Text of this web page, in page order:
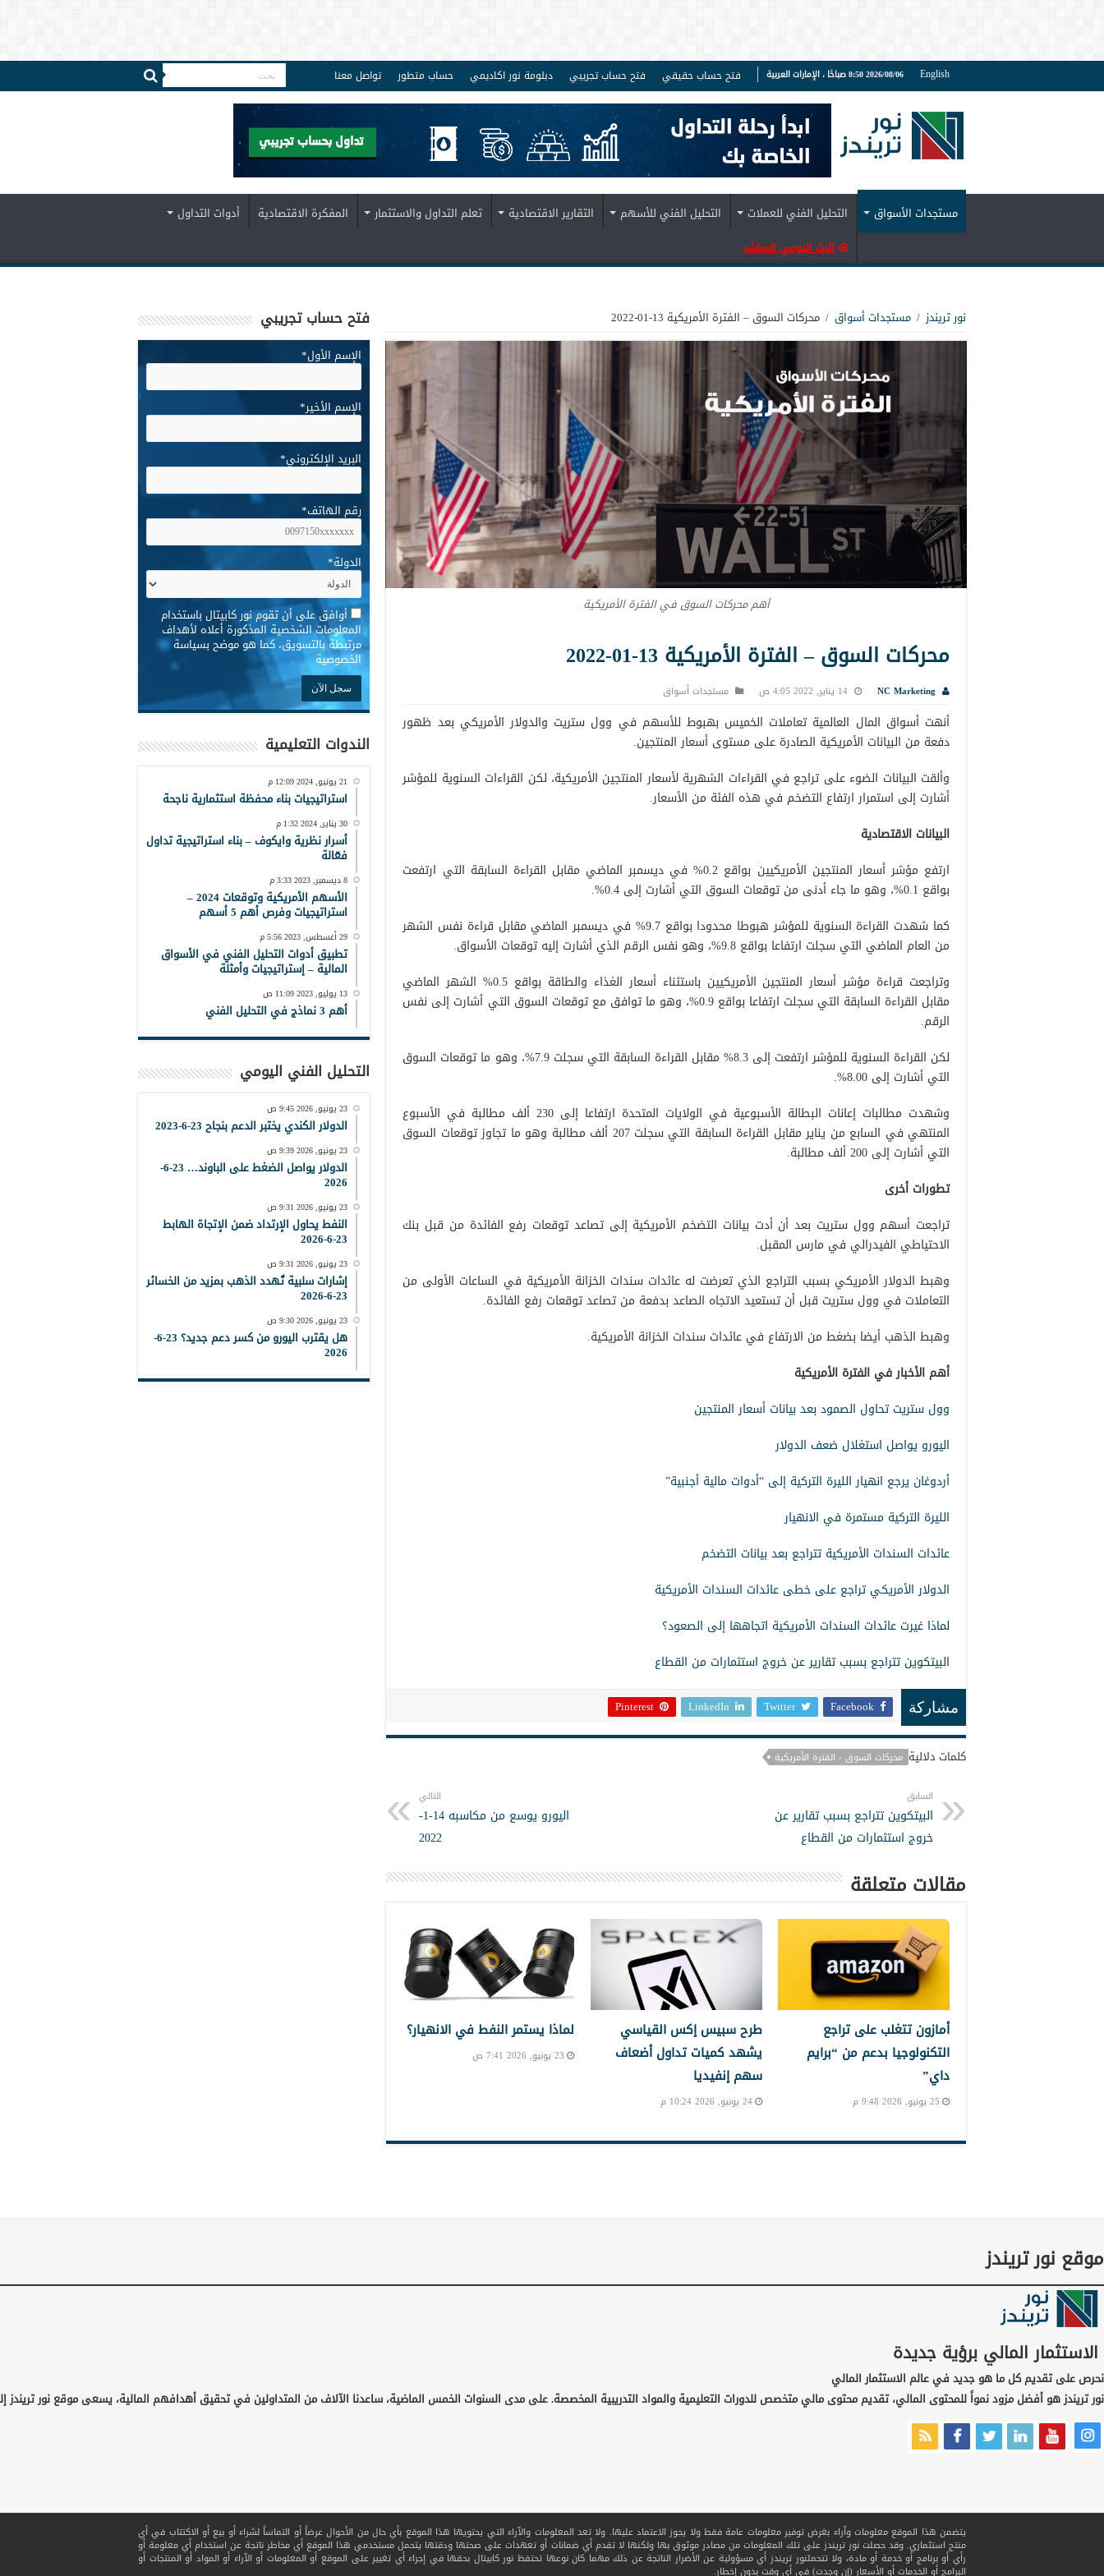
English 2026/08/06 8:50 صباحًا ، الإمارات العربية فتح حساب حقيقي فتح حساب تجريبي دبلومة نور اكاديمي حساب متطور تواصل معنا
مستجدات الأسواق التحليل الفني للعملات التحليل الفني للأسهم التقارير الاقتصادية تعلم التداول والاستثمار المفكرة الاقتصادية
أدوات التداول
البث اليومي المباشر
نور تريندز / مستجدات أسواق / محركات السوق – الفترة الأمريكية 13-01-2022
أهم محركات السوق في الفترة الأمريكية
محركات السوق – الفترة الأمريكية 13-01-2022
NC Marketing 14 يناير, 2022 4:05 ص مستجدات أسواق
أنهت أسواق المال العالمية تعاملات الخميس بهبوط للأسهم في وول ستريت والدولار الأمريكي بعد ظهور
دفعة من البيانات الأمريكية الصادرة على مستوى أسعار المنتجين.
وألقت البيانات الضوء على تراجع في القراءات الشهرية لأسعار المنتجين الأمريكية، لكن القراءات السنوية للمؤشر
أشارت إلى استمرار ارتفاع التضخم في هذه الفئة من الأسعار.
البيانات الاقتصادية
ارتفع مؤشر أسعار المنتجين الأمريكيين بواقع 0.2% في ديسمبر الماضي مقابل القراءة السابقة التي ارتفعت
بواقع 0.1%، وهو ما جاء أدنى من توقعات السوق التي أشارت إلى 0.4%.
كما شهدت القراءة السنوية للمؤشر هبوطا محدودا بواقع 9.7% في ديسمبر الماضي مقابل قراءة نفس الشهر
من العام الماضي التي سجلت ارتفاعا بواقع 9.8%، وهو نفس الرقم الذي أشارت إليه توقعات الأسواق.
وتراجعت قراءة مؤشر أسعار المنتجين الأمريكيين باستثناء أسعار الغذاء والطاقة بواقع 0.5% الشهر الماضي
مقابل القراءة السابقة التي سجلت ارتفاعا بواقع 0.9%، وهو ما توافق مع توقعات السوق التي أشارت إلى نفس
الرقم.
لكن القراءة السنوية للمؤشر ارتفعت إلى 8.3% مقابل القراءة السابقة التي سجلت 7.9%، وهو ما توقعات السوق
التي أشارت إلى 8.00%.
وشهدت مطالبات إعانات البطالة الأسبوعية في الولايات المتحدة ارتفاعا إلى 230 ألف مطالبة في الأسبوع
المنتهي في السابع من يناير مقابل القراءة السابقة التي سجلت 207 ألف مطالبة وهو ما تجاوز توقعات السوق
التي أشارت إلى 200 ألف مطالبة.
تطورات أخرى
تراجعت أسهم وول ستريت بعد أن أدت بيانات التضخم الأمريكية إلى تصاعد توقعات رفع الفائدة من قبل بنك
الاحتياطي الفيدرالي في مارس المقبل.
وهبط الدولار الأمريكي بسبب التراجع الذي تعرضت له عائدات سندات الخزانة الأمريكية في الساعات الأولى من
التعاملات في وول ستريت قبل أن تستعيد الاتجاه الصاعد بدفعة من تصاعد توقعات رفع الفائدة.
وهبط الذهب أيضا بضغط من الارتفاع في عائدات سندات الخزانة الأمريكية.
أهم الأخبار في الفترة الأمريكية
وول ستريت تحاول الصمود بعد بيانات أسعار المنتجين
اليورو يواصل استغلال ضعف الدولار
أردوغان يرجع انهيار الليرة التركية إلى “أدوات مالية أجنبية”
الليرة التركية مستمرة في الانهيار
عائدات السندات الأمريكية تتراجع بعد بيانات التضخم
الدولار الأمريكي تراجع على خطى عائدات السندات الأمريكية
لماذا غيرت عائدات السندات الأمريكية اتجاهها إلى الصعود؟
البيتكوين تتراجع بسبب تقارير عن خروج استثمارات من القطاع
مشاركة Facebook
Twitter
LinkedIn
Pinterest
كلمات دلالية محركات السوق - الفترة الأمريكية
السابق
البيتكوين تتراجع بسبب تقارير عن
خروج استثمارات من القطاع
التالي
اليورو يوسع من مكاسبه 14-1-
2022
مقالات متعلقة
أمازون تتغلب على تراجع
التكنولوجيا بدعم من “برايم
داي”
25 يونيو, 2026 9:48 م
طرح سبيس إكس القياسي
يشهد كميات تداول أضعاف
سهم إنفيديا
24 يونيو, 2026 10:24 م
لماذا يستمر النفط في الانهيار؟
23 يونيو, 2026 7:41 ص
فتح حساب تجريبي
الإسم الأول*
الإسم الأخير*
البريد الإلكتروني*
رقم الهاتف*
الدولة*
* أوافق على أن تقوم نور كابيتال باستخدام
المعلومات الشخصية المذكورة أعلاه لأهداف
مرتبطة بالتسويق، كما هو موضح بسياسة
الخصوصية
الندوات التعليمية
21 يونيو, 2024 12:09 م
استراتيجيات بناء محفظة استثمارية ناجحة
30 يناير, 2024 1:32 م
أسرار نظرية وايكوف – بناء استراتيجية تداول
فعّالة
8 ديسمبر, 2023 3:33 م
الأسهم الأمريكية وتوقعات 2024 –
استراتيجيات وفرص أهم 5 أسهم
29 أغسطس, 2023 5:56 م
تطبيق أدوات التحليل الفني في الأسواق
المالية – إستراتيجيات وأمثلة
13 يوليو, 2023 11:09 ص
أهم 3 نماذج في التحليل الفني
التحليل الفني اليومي
23 يونيو, 2026 9:45 ص
الدولار الكندي يختبر الدعم بنجاح 23-6-2023
23 يونيو, 2026 9:39 ص
الدولار يواصل الضغط على الباوند… 23-6-
2026
23 يونيو, 2026 9:31 ص
النفط يحاول الإرتداد ضمن الإتجاة الهابط
23-6-2026
23 يونيو, 2026 9:31 ص
إشارات سلبية تُهدد الذهب بمزيد من الخسائر
23-6-2026
23 يونيو, 2026 9:30 ص
هل يقترب اليورو من كسر دعم جديد؟ 23-6-
2026
موقع نور تريندز
الاستثمار المالي برؤية جديدة
نحرص على تقديم كل ما هو جديد في عالم الاستثمار المالي
نور تريندز هو أفضل مزود نمواً للمحتوى المالي، تقديم محتوى مالي متخصص للدورات التعليمية والمواد التدريبية المخصصة. على مدى السنوات الخمس الماضية، ساعدنا الآلاف من المتداولين في تحقيق أهدافهم المالية، يسعى موقع نور تريندز
يتضمن هذا الموقع معلومات وآراء بغرض توفير معلومات عامة فقط ولا يجوز الاعتماد عليها. ولا تعد المعلومات والآراء التي يحتويها هذا الموقع بأي حال من الأحوال عرضاً أو التماساً لشراء أو بيع أو الاكتتاب في أي
منتج استثماري. وقد حصلت نور تريندز على تلك المعلومات من مصادر موثوق بها ولكنها لا تقدم أي ضمانات أو تعهدات على صحتها ودقتها يتحمل مستخدمي هذا الموقع أي مخاطر ناتجة عن استخدام أي معلومة أو
رأي أو برنامج أو خدمة أو مادة، ولا تتحملنور تريندز أي مسؤولية عن الأضرار الناتجة عن ذلك مهما كان نوعها تحتفظ نور كابيتال بحقها في إجراء أي تغيير على الموقع أو المعلومات أو الآراء أو المواد أو المنتجات أو
البرامج أو الخدمات أو الأسعار (إن وجدت) في أي وقت بدون إخطار.